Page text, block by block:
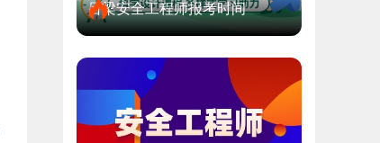
吕梁安全工程师报考时间